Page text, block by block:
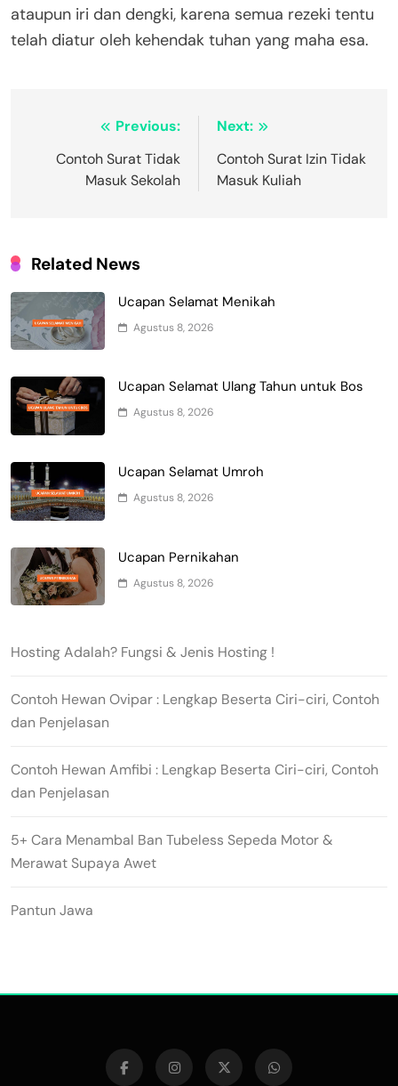
ataupun iri dan dengki, karena semua rezeki tentu
telah diatur oleh kehendak tuhan yang maha esa.
Navigasi
pos
Previous:
Contoh Surat Tidak
Masuk Sekolah
Next:
Contoh Surat Izin Tidak
Masuk Kuliah
Related News
Ucapan Selamat Menikah
Agustus 8, 2026
Ucapan Selamat Ulang Tahun untuk Bos
Agustus 8, 2026
Ucapan Selamat Umroh
Agustus 8, 2026
Ucapan Pernikahan
Agustus 8, 2026
Hosting Adalah? Fungsi & Jenis Hosting !
Contoh Hewan Ovipar : Lengkap Beserta Ciri-ciri, Contoh
dan Penjelasan
Contoh Hewan Amfibi : Lengkap Beserta Ciri-ciri, Contoh
dan Penjelasan
5+ Cara Menambal Ban Tubeless Sepeda Motor &
Merawat Supaya Awet
Pantun Jawa